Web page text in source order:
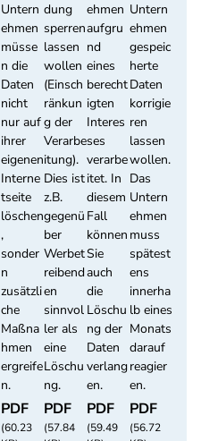
Untern
ehmen
müsse
n die
Daten
nicht
nur auf
ihrer
eigenen
Interne
tseite
löschen
,
sonder
n
zusätzli
che
Maßna
hmen
ergreife
n.
PDF
(60.23
dung
sperren
lassen
wollen
(Einsch
ränkun
g der
Verarbe
itung).
Dies ist
z.B.
gegenü
ber
Werbet
reibend
en
sinnvol
ler als
eine
Löschu
ng.
PDF
(57.84
ehmen
aufgru
nd
eines
berecht
igten
Interes
ses
verarbe
itet. In
diesem
Fall
können
Sie
auch
die
Löschu
ng der
Daten
verlang
en.
PDF
(59.49
Untern
ehmen
gespeic
herte
Daten
korrigie
ren
lassen
wollen.
Das
Untern
ehmen
muss
spätest
ens
innerha
lb eines
Monats
darauf
reagier
en.
PDF
(56.72